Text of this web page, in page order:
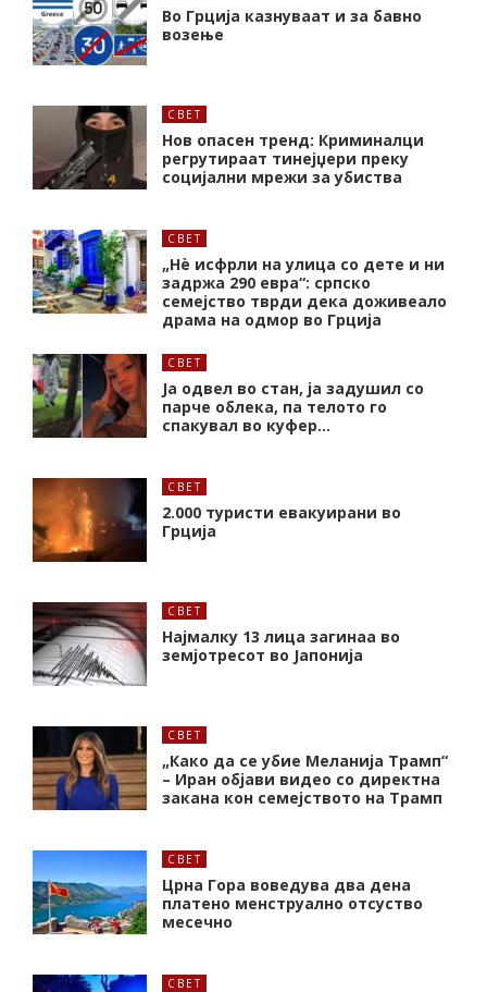
Во Грција казнуваат и за бавно
возење
СВЕТ
Нов опасен тренд: Криминалци
регрутираат тинејџери преку
социјални мрежи за убиства
СВЕТ
„Нѐ исфрли на улица со дете и ни
задржа 290 евра“: српско
семејство тврди дека доживеало
драма на одмор во Грција
СВЕТ
Ја одвел во стан, ја задушил со
парче облека, па телото го
спакувал во куфер…
СВЕТ
2.000 туристи евакуирани во
Грција
СВЕТ
Најмалку 13 лица загинаа во
земјотресот во Јапонија
СВЕТ
„Како да се убие Меланија Трамп“
– Иран објави видео со директна
закана кон семејството на Трамп
СВЕТ
Црна Гора воведува два дена
платено менструално отсуство
месечно
СВЕТ